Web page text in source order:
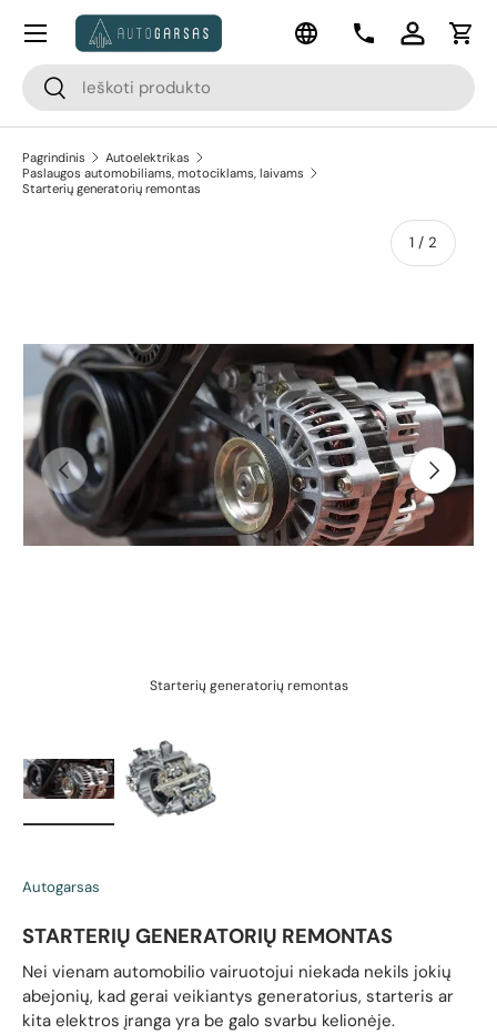
Pereiti prie turinio
Paieška
Paieška
Kalba
KontaktaiPrisijungti
Meniu
Pagrindinis
Autoelektrikas
Paslaugos automobiliams, motociklams, laivams
Starterių generatorių remontas
Starterių generatorių remontas
Ankstesnis
1 / apie
2
Kitas
Autogarsas
STARTERIŲ GENERATORIŲ REMONTAS
Nei vienam automobilio vairuotojui niekada nekils jokių
abejonių, kad gerai veikiantys generatorius, starteris ar
kita elektros įranga yra be galo svarbu kelionėje.